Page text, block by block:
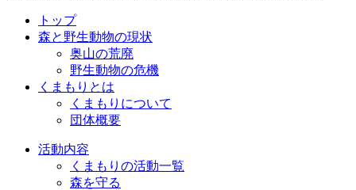
トップ
森と野生動物の現状
奥山の荒廃
野生動物の危機
くまもりとは
くまもりについて
団体概要
活動内容
くまもりの活動一覧
森を守る